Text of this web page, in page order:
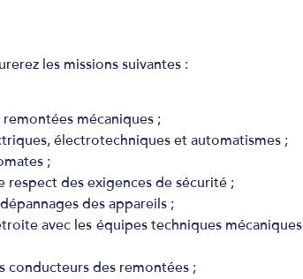
les missions suivantes :
mécaniques ;
électrotechniques et automatismes ;
;
des exigences de sécurité ;
des appareils ;
avec les équipes techniques mécaniques
conducteurs des remontées ;